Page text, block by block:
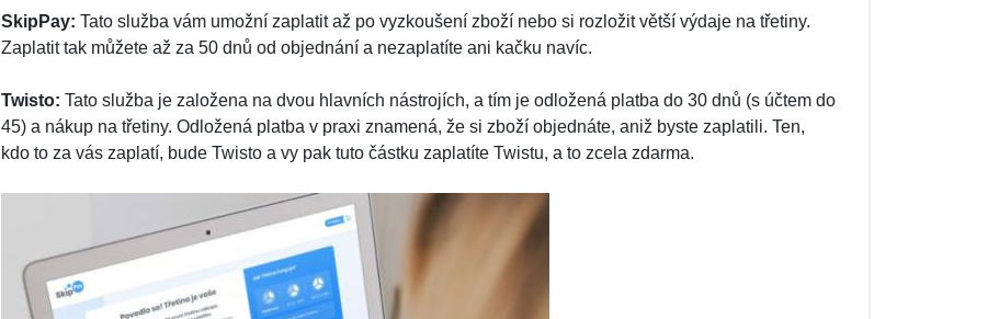
SkipPay: Tato služba vám umožní zaplatit až po vyzkoušení zboží nebo si rozložit větší výdaje na třetiny.
Zaplatit tak můžete až za 50 dnů od objednání a nezaplatíte ani kačku navíc.
Twisto: Tato služba je založena na dvou hlavních nástrojích, a tím je odložená platba do 30 dnů (s účtem do
45) a nákup na třetiny. Odložená platba v praxi znamená, že si zboží objednáte, aniž byste zaplatili. Ten,
kdo to za vás zaplatí, bude Twisto a vy pak tuto částku zaplatíte Twistu, a to zcela zdarma.